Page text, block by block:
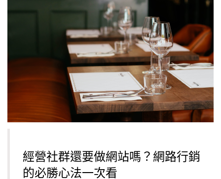
經營社群還要做網站嗎？網路行銷
的必勝心法一次看